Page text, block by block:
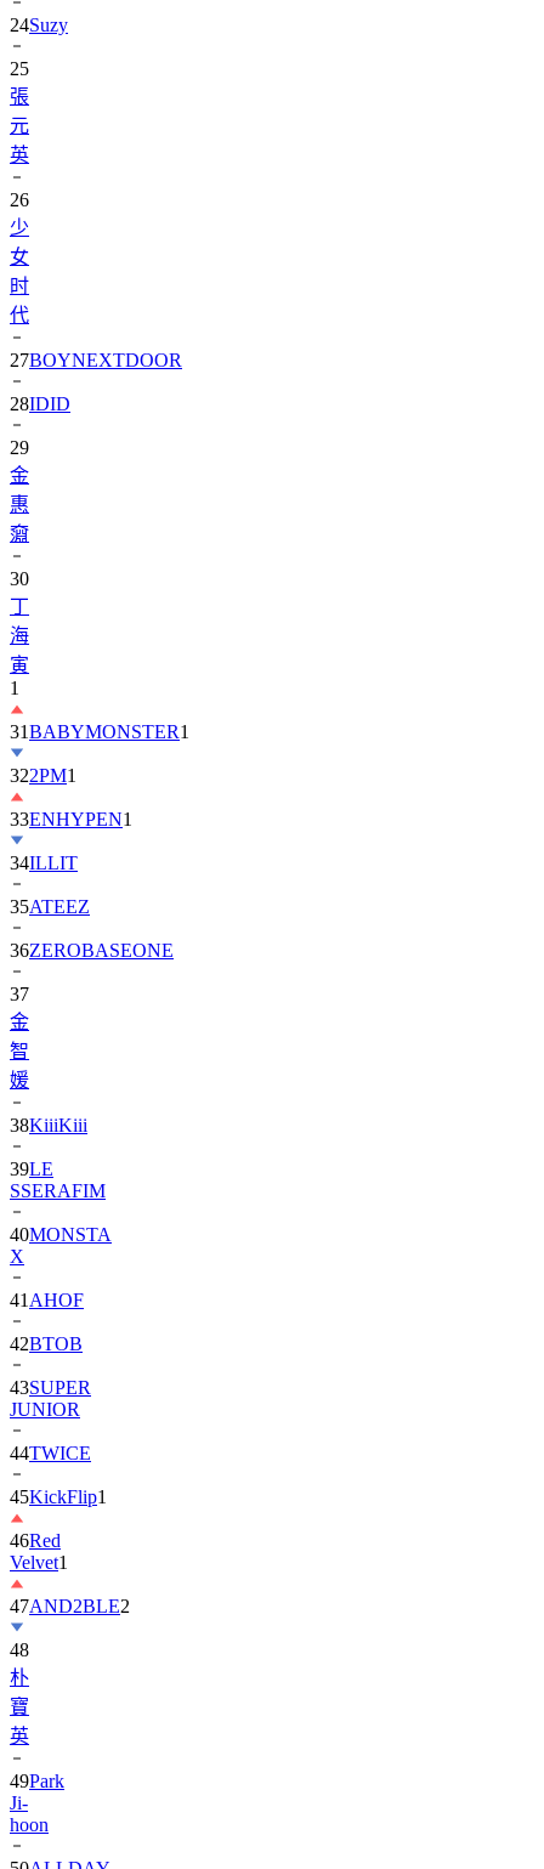
25
張
元
英
26
少
女
时
代
27
28IDID
29
金
惠
奫
30
丁
海
寅
1
31
322PM1
33ENHYPEN
34ILLIT
35ATEEZ
36ZEROBASEONE
37
金
智
媛
38
39LE
SSERAFIM
40MONSTA
X
41
42 BTOB
43SUPER
JUNIOR
44TWICE
45KickFlip
46Red
Velvet
47AND2BLE
48
朴
寶
英
49
Ji-
hoon
50ALLDAY
PROJECT